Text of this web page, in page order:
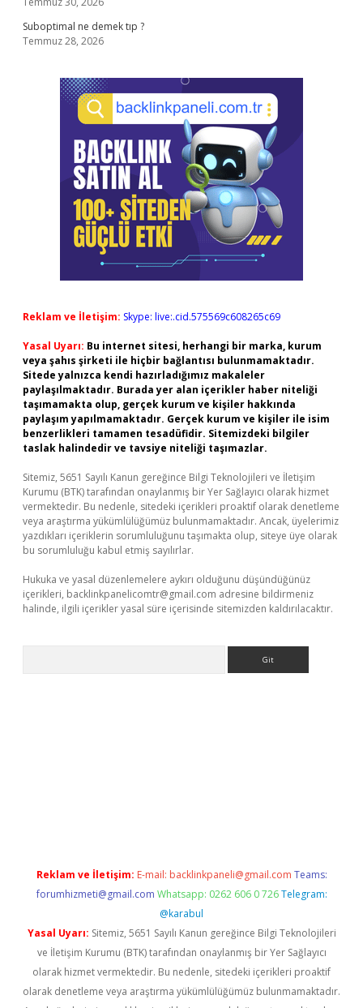
Suboptimal ne demek tıp ?
Temmuz 28, 2026
Reklam ve İletişim: Skype: live:.cid.575569c608265c69
Yasal Uyarı: Bu internet sitesi, herhangi bir marka, kurum
veya şahıs şirketi ile hiçbir bağlantısı bulunmamaktadır.
Sitede yalnızca kendi hazırladığımız makaleler
paylaşılmaktadır. Burada yer alan içerikler haber niteliği
taşımamakta olup, gerçek kurum ve kişiler hakkında
paylaşım yapılmamaktadır. Gerçek kurum ve kişiler ile isim
benzerlikleri tamamen tesadüfidir. Sitemizdeki bilgiler
taslak halindedir ve tavsiye niteliği taşımazlar.
Sitemiz, 5651 Sayılı Kanun gereğince Bilgi Teknolojileri ve İletişim
Kurumu (BTK) tarafından onaylanmış bir Yer Sağlayıcı olarak hizmet
vermektedir. Bu nedenle, sitedeki içerikleri proaktif olarak denetleme
veya araştırma yükümlülüğümüz bulunmamaktadır. Ancak, üyelerimiz
yazdıkları içeriklerin sorumluluğunu taşımakta olup, siteye üye olarak
bu sorumluluğu kabul etmiş sayılırlar.
Hukuka ve yasal düzenlemelere aykırı olduğunu düşündüğünüz
içerikleri, backlinkpanelicomtr@gmail.com adresine bildirmeniz
halinde, ilgili içerikler yasal süre içerisinde sitemizden kaldırılacaktır.
Reklam ve İletişim: E-mail: backlinkpaneli@gmail.com Teams:
forumhizmeti@gmail.com Whatsapp: 0262 606 0 726 Telegram:
@karabul
Yasal Uyarı: Sitemiz, 5651 Sayılı Kanun gereğince Bilgi Teknolojileri
ve İletişim Kurumu (BTK) tarafından onaylanmış bir Yer Sağlayıcı
olarak hizmet vermektedir. Bu nedenle, sitedeki içerikleri proaktif
olarak denetleme veya araştırma yükümlülüğümüz bulunmamaktadır.